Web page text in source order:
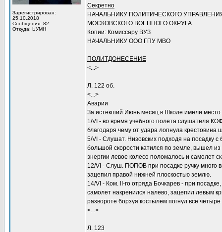
Зарегистрирован:
25.10.2018
Сообщения: 82
Откуда: ЬУМН
Секретно
НАЧАЛЬНИКУ ПОЛИТИЧЕСКОГО
МОСКОВСКОГО ВОЕННОГО ОКРУГА
Копии: Комиссару ВУЗ
НАЧАЛЬНИКУ ООО ГПУ МВО
ПОЛИТДОНЕСЕНИЕ
<...>
Л. 122 об.
<...>
Аварии
За истекший Июнь месяц в Школе имели
1/VI - во время учебного полета слушателя
благодаря чему от удара лопнула крестовина
5/VI - Слушат. Низовских подходя на посадку
большой скорости катился по земле, вышел
энергии левое колесо поломалось и самолет
12/VI - Слуш. ПОПОВ при посадке ручку много
зацепил правой нижней плоскостью землю.
14/VI - Ком. II-го отряда Бочкарев - при
самолет накренился налево, зацепил левым
развороте борзуя костылем погнул все
<...>
Л. 123